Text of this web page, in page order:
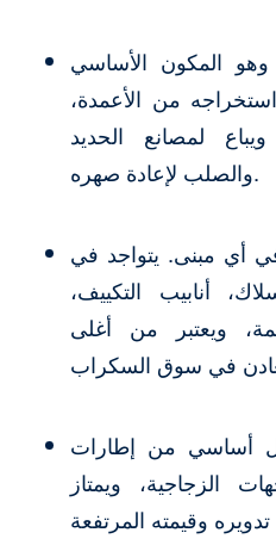
وهو المكون الأساسي
من الأعمدة،
لمصانع الحديد
والصلب لإعادة صهره.
أي مبنى. يتواجد في
أنابيب التكييف،
ويعتبر من أغلى
أساسي من إطارات
الزجاجية، ويمتاز